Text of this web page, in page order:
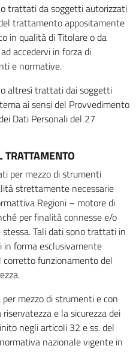
trattati da soggetti autorizzati
trattamento appositamente
in qualità di Titolare o da
accedervi in forza di
e normative.
altresì trattati dai soggetti
ai sensi del Provvedimento
Dati Personali del 27
per mezzo di strumenti
strettamente necessarie
Regioni – motore di
per finalità connesse e/o
Tali dati sono trattati in
forma esclusivamente
corretto funzionamento del
mezzo di strumenti e con
e la sicurezza dei
negli articoli 32 e ss. del
nazionale vigente in